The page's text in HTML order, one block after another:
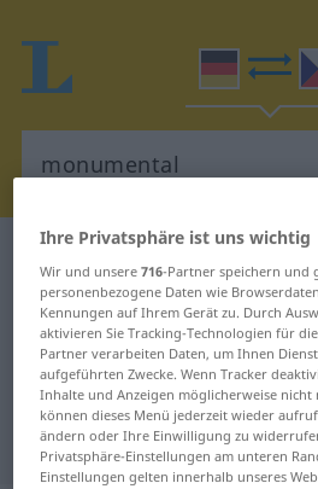
Deutsch-Tschechisch
Deutsch-
für "monumental"
"monumental"
Übersetzung
Ihre Privatsphäre ist uns wichtig
Wir und unsere716-Partner speichern und
personenbezogene Daten wie
Kennungen auf Ihrem Gerät zu. Durch
aktivieren Sie Tracking-Technologien für
Partner verarbeiten Daten, um Ihnen
aufgeführten Zwecke. Wenn Tracker
Inhalte und Anzeigen möglicherweise nicht
können dieses Menü jederzeit wieder
ändern oder Ihre Einwilligung zu
Privatsphäre-Einstellungen am unteren
Einstellungen gelten innerhalb unseres